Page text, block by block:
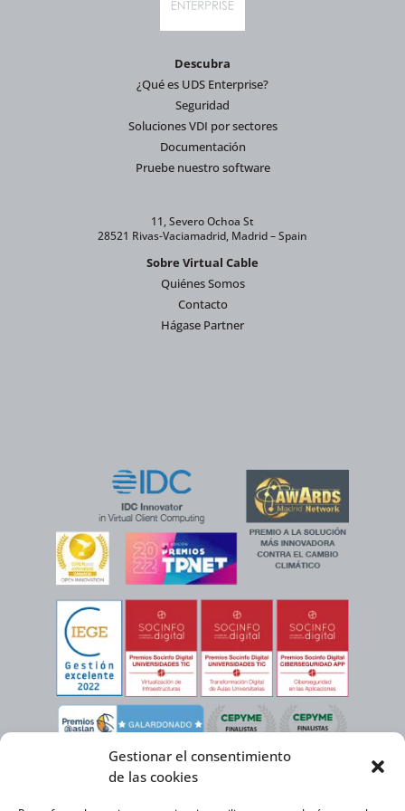
Gestionar el consentimiento
de las cookies
Descubra
¿Qué es UDS Enterprise?
Seguridad
Soluciones VDI por sectores
Documentación
Pruebe nuestro software
11, Severo Ochoa St
28521 Rivas-Vaciamadrid, Madrid – Spain
Sobre Virtual Cable
Quiénes Somos
Contacto
Hágase Partner